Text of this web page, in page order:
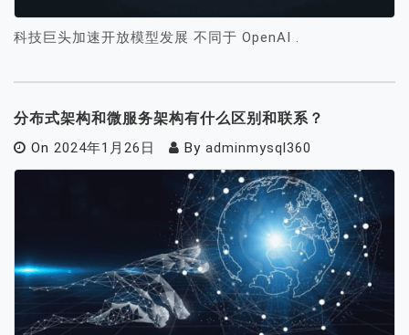
科技巨头加速开放模型发展 不同于 OpenAI .
分布式架构和微服务架构有什么区别和联系？
On 2024年1月26日 By adminmysql360